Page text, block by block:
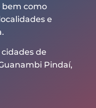
bem como
e
de
Pindaí,